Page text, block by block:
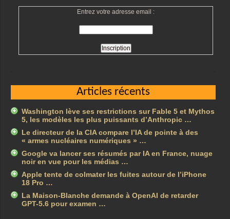
Entrez votre adresse email :
Articles récents
Washington lève ses restrictions sur Fable 5 et Mythos
5, les modèles les plus puissants d’Anthropic …
Le directeur de la CIA compare l’IA de pointe à des
« armes nucléaires numériques » …
Google va lancer ses résumés par IA en France, nuage
noir en vue pour les médias …
Apple tente de colmater les fuites autour de l’iPhone
18 Pro …
La Maison-Blanche demande à OpenAI de retarder
GPT-5.6 pour examen …